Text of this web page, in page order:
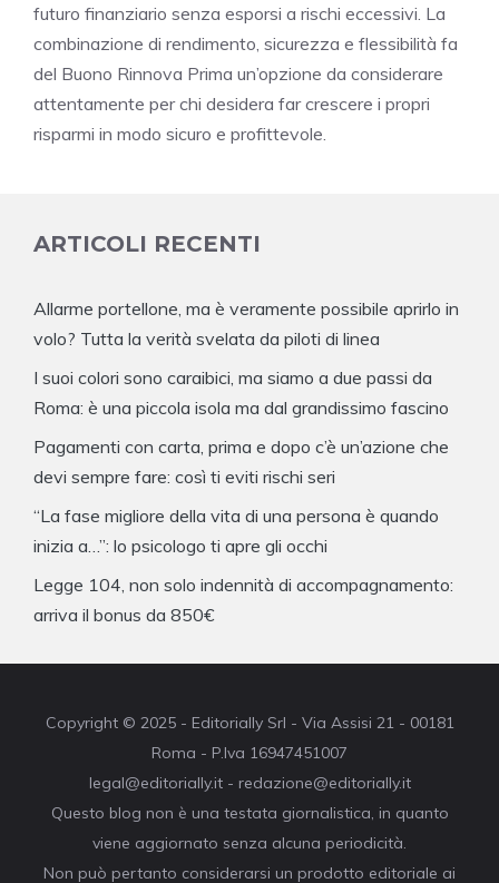
futuro finanziario senza esporsi a rischi eccessivi. La
combinazione di rendimento, sicurezza e flessibilità fa
del Buono Rinnova Prima un’opzione da considerare
attentamente per chi desidera far crescere i propri
risparmi in modo sicuro e profittevole.
ARTICOLI RECENTI
Allarme portellone, ma è veramente possibile aprirlo in
volo? Tutta la verità svelata da piloti di linea
I suoi colori sono caraibici, ma siamo a due passi da
Roma: è una piccola isola ma dal grandissimo fascino
Pagamenti con carta, prima e dopo c’è un’azione che
devi sempre fare: così ti eviti rischi seri
“La fase migliore della vita di una persona è quando
inizia a…”: lo psicologo ti apre gli occhi
Legge 104, non solo indennità di accompagnamento:
arriva il bonus da 850€
Copyright © 2025 - Editorially Srl - Via Assisi 21 - 00181
Roma - P.Iva 16947451007
legal@editorially.it - redazione@editorially.it
Questo blog non è una testata giornalistica, in quanto
viene aggiornato senza alcuna periodicità.
Non può pertanto considerarsi un prodotto editoriale ai